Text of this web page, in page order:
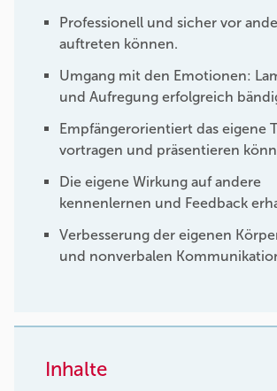
Professionell und sicher vor
auftreten können.
Umgang mit den Emotionen:
und Aufregung erfolgreich
Empfängerorientiert das eigene
vortragen und präsentieren
Die eigene Wirkung auf andere
kennenlernen und Feedback
Verbesserung der eigenen
und nonverbalen
Inhalte